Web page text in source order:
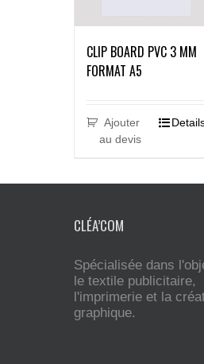
CLIP BOARD PVC 3 MM
FORMAT A5
Ajouter
au devis
CLÉA’COM
Spécialisée dans
le textile publicitaire,
l'imprimerie et la
graphique.